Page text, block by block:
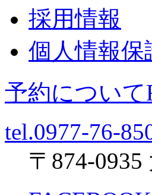
採用情報
個人情報保
予約について
tel.0977-76-
〒874-